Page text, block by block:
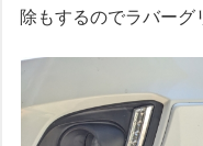
除もするのでラバーグ